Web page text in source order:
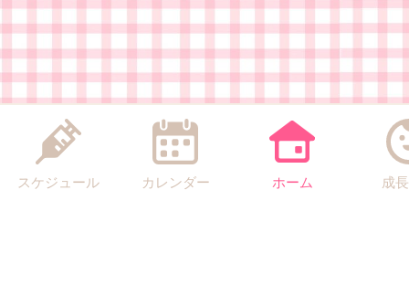
スケジュール カレンダー ホーム 成